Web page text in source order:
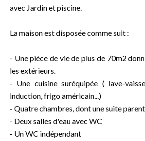
avec Jardin et piscine.
La maison est disposée comme suit :
- Une pièce de vie de plus de 70m2
les extérieurs.
- Une cuisine suréquipée ( lave-
induction, frigo américain...)
- Quatre chambres, dont une suite
- Deux salles d'eau avec WC
- Un WC indépendant